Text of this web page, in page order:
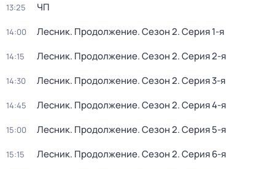
13:25 ЧП
14:00 Лесник. Продолжение. Сезон 2. Серия 1-я
14:15 Лесник. Продолжение. Сезон 2. Серия 2-я
14:30 Лесник. Продолжение. Сезон 2. Серия 3-я
14:45 Лесник. Продолжение. Сезон 2. Серия 4-я
15:00 Лесник. Продолжение. Сезон 2. Серия 5-я
15:15 Лесник. Продолжение. Сезон 2. Серия 6-я